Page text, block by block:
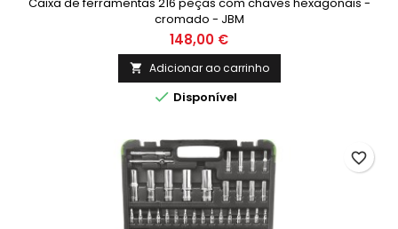
cromado - JBM
148,00 €
 Adicionar ao carrinho
 Disponível
favorite_border